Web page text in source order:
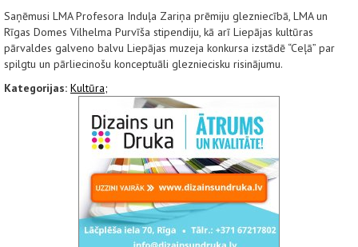
Saņēmusi LMA Profesora Induļa Zariņa prēmiju glezniecībā, LMA un
Rīgas Domes Vilhelma Purvīša stipendiju, kā arī Liepājas kultūras
pārvaldes galveno balvu Liepājas muzeja konkursa izstādē “Ceļā” par
spilgtu un pārliecinošu konceptuāli glezniecisku risinājumu.
Kategorijas: Kultūra;